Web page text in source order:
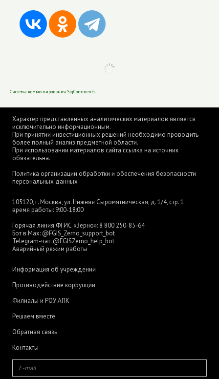
Система комментирования SigComments
Характер представленных аналитических материалов является
исключительно информационным.
При принятии инвестиционных решений необходимо проводить
более полный анализ предметной области.
При использовании материалов сайта ссылка на источник
обязательна.
Политика организации обработки и обеспечения безопасности
персональных данных
105120, г. Москва, ул. Нижняя Сыромятническая, д. 1/4, стр. 1
время работы: 9:00-18:00
Горячая линия ФГИС «Зерно»: 8 800 250-85-64
Бот в Max: @FGIS_Zerno_support_bot
Telegram-чат: @FGISZerno_help_bot
Аварийный режим работы
Информация об учреждении
Противодействие коррупции
Филиалы и РОУ АПК
Решаем вместе
Обратная связь
Контакты